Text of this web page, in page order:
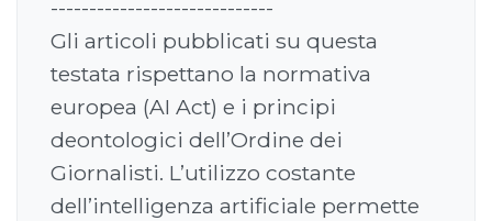
-----------------------------
Gli articoli pubblicati su questa
testata rispettano la normativa
europea (AI Act) e i principi
deontologici dell’Ordine dei
Giornalisti. L’utilizzo costante
dell’intelligenza artificiale permette